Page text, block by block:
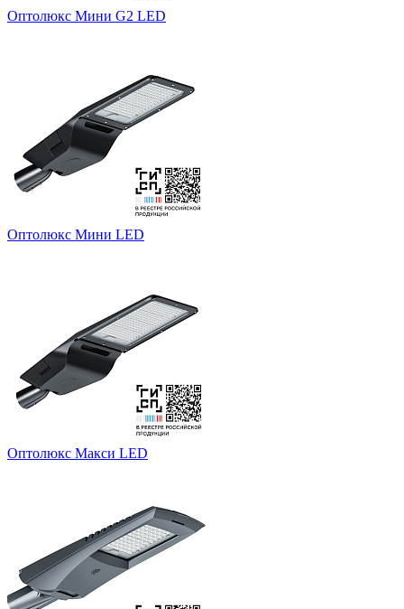
Оптолюкс Мини G2 LED
Оптолюкс Мини LED
Оптолюкс Макси LED